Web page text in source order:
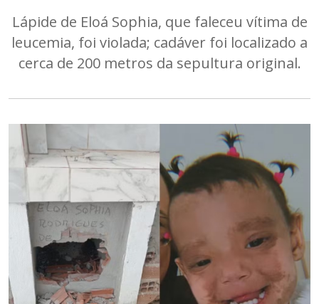
Lápide de Eloá Sophia, que faleceu vítima de
leucemia, foi violada; cadáver foi localizado a
cerca de 200 metros da sepultura original.